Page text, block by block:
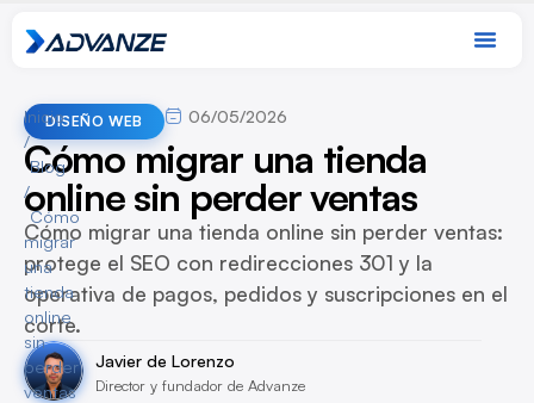
DISEÑO WEB 06/05/2026
Cómo migrar una tienda
online sin perder ventas
Cómo migrar una tienda online sin perder ventas:
protege el SEO con redirecciones 301 y la
operativa de pagos, pedidos y suscripciones en el
corte.
Javier de Lorenzo
Director y fundador de Advanze
Inicio
/
Blog
/
Cómo
migrar
una
tienda
online
sin
perder
ventas